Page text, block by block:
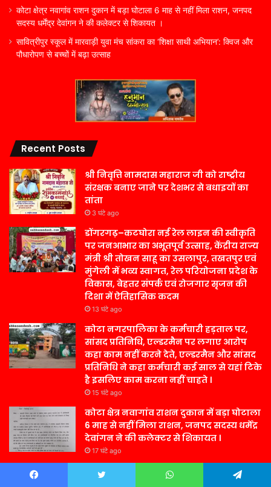
कोटा क्षेत्र नवागांव राशन दुकान में बड़ा घोटाला 6 माह से नहीं मिला राशन, जनपद
सदस्य धर्मेंद्र देवांगन ने की कलेक्टर से शिकायत ।
सावित्रीपुर स्कूल में मारवाड़ी युवा मंच सांकरा का ‘शिक्षा साथी अभियान’: क्विज और
पौधारोपण से बच्चों में बढ़ा उत्साह
Recent Posts
श्री निवृत्ति नामदास महाराज जी को राष्ट्रीय
संरक्षक बनाए जाने पर देशभर से बधाइयों का
तांता
3 घंटे ago
डोंगरगढ़–कटघोरा नई रेल लाइन की स्वीकृति
पर जनआभार का अभूतपूर्व उत्साह, केंद्रीय राज्य
मंत्री श्री तोखन साहू का उसलापुर, तखतपुर एवं
मुंगेली में भव्य स्वागत, रेल परियोजना प्रदेश के
विकास, बेहतर संपर्क एवं रोजगार सृजन की
दिशा में ऐतिहासिक कदम
13 घंटे ago
कोटा नगरपालिका के कर्मचारी हड़ताल पर,
सांसद प्रतिनिधि, एल्डरमैन पर लगाए आरोप
कहा काम नहीं करने देते, एल्डरमैन और सांसद
प्रतिनिधि ने कहा कर्मचारी कई साल से यहां टिके
है इसलिए काम करना नहीं चाहते ।
15 घंटे ago
कोटा क्षेत्र नवागांव राशन दुकान में बड़ा घोटाला
6 माह से नहीं मिला राशन, जनपद सदस्य धर्मेंद्र
देवांगन ने की कलेक्टर से शिकायत ।
17 घंटे ago
सावित्रीपुर स्कूल में मारवाड़ी युवा मंच सांकरा